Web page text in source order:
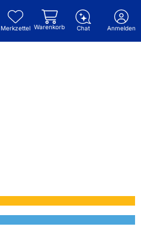
Merkzettel Warenkorb Chat Anmelden